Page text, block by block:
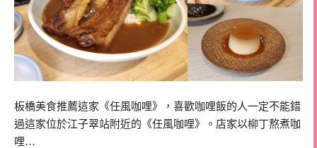
板橋美食推薦這家《任風咖哩》，喜歡咖哩飯的人一定不能錯
過這家位於江子翠站附近的《任風咖哩》。店家以柳丁熬煮咖
哩…